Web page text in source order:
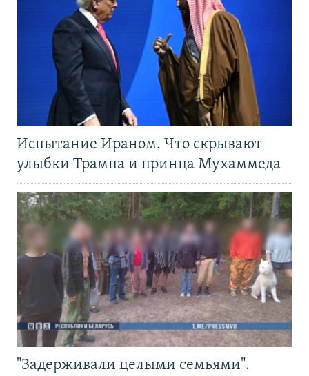
Испытание Ираном. Что скрывают
улыбки Трампа и принца Мухаммеда
"Задерживали целыми семьями".